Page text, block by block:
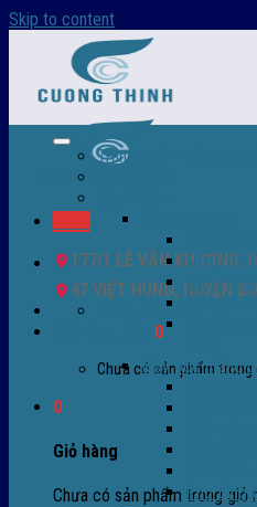
Skip to content
177/1 LÊ VĂN KHƯƠNG,
47 VIỆT HÙNG, HUYỆN
0932 756 950
0
Chưa có sản phẩm trong
0
Giỏ hàng
Chưa có sản phẩm trong giỏ
Trang chủ – Màng co
Màng co
Màng
Màng
Máy bọc màng
Phụ tùng